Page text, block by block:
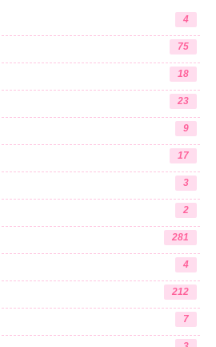
4
75
18
23
9
17
3
2
281
4
212
7